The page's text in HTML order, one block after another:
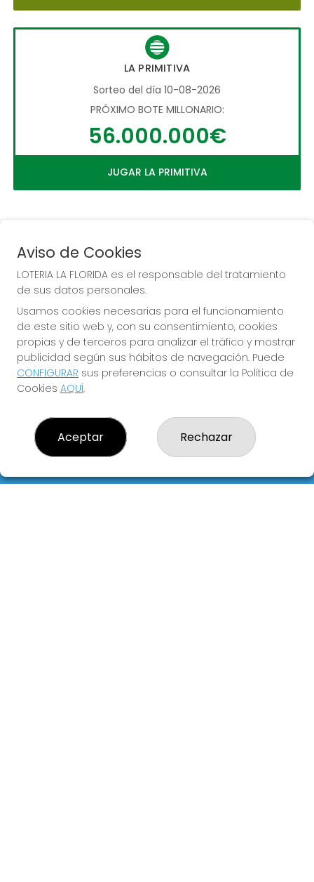
LA PRIMITIVA
Sorteo del día 10-08-2026
PRÓXIMO BOTE MILLONARIO:
56.000.000€
JUGAR LA PRIMITIVA
COMPRA EN LOTERIA LA
FLORIDA
Y QUE LAS MEIGAS TE
Aviso de Cookies
LOTERIA LA FLORIDA es el responsable del tratamiento
de sus datos personales.
Usamos cookies necesarias para el funcionamiento
de este sitio web y, con su consentimiento, cookies
propias y de terceros para analizar el tráfico y mostrar
publicidad según sus hábitos de navegación. Puede
CONFIGURAR sus preferencias o consultar la Política de
Cookies AQUÍ.
Aceptar Rechazar